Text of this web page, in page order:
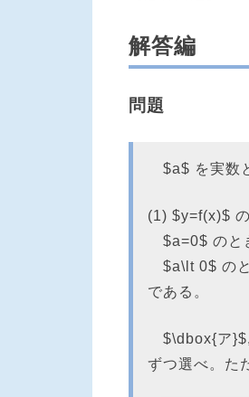
解答編
問題
$a$ を実数
(1) $y=f(x)$
$a=0$ のと
$a\lt 0$ の
である。
$\dbox{ア}$,
ずつ選べ。た